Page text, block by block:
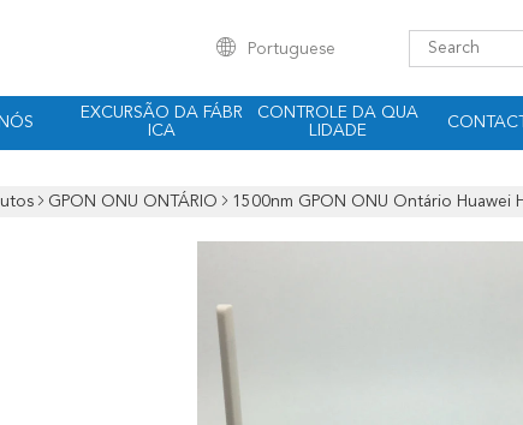
Portuguese
EXCURSÃO DA FÁBR
ICA
CONTROLE DA QUA
LIDADE
GPON ONU ONTÁRIO 1500nm GPON ONU Ontário Huawei